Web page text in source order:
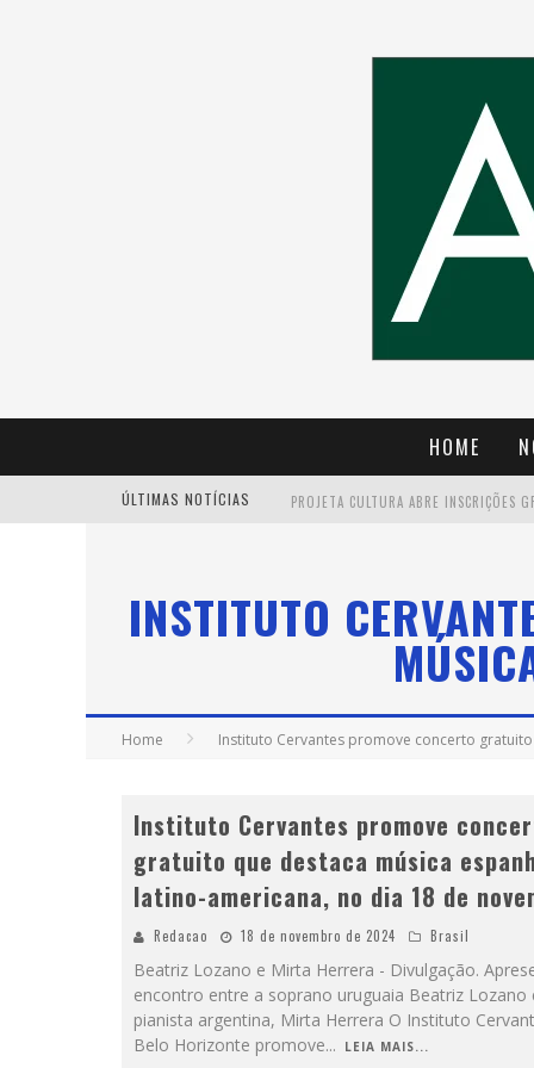
HOME
ÚLTIMAS NOTÍCIAS
INSTITUTO
Home Instituto Cervantes promove concerto
Instituto Cervantes promove
gratuito que destaca música
latino-americana, no dia 18 de
Redacao 18 de novembro de 2024 Brasil
Beatriz Lozano e Mirta Herrera - Divulgação.
encontro entre a soprano uruguaia Beatriz Lozano
pianista argentina, Mirta Herrera O Instituto
Belo Horizonte promove... LEIA MAIS...